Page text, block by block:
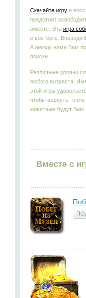
Скачайте игру и
предстоит
вместе. Эта игра
в восторге. Впереди
А между ними Вам
поиски.
Различные уровни
любого возраста.
этой игры
чтобы вернуть
животные будут Вам
Вместе с